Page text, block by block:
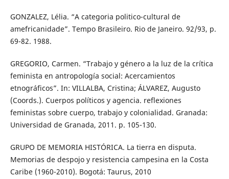
GONZALEZ, Lélia. “A categoria politico-cultural de
amefricanidade”. Tempo Brasileiro. Rio de Janeiro. 92/93, p.
69-82. 1988.
GREGORIO, Carmen. “Trabajo y género a la luz de la crítica
feminista en antropología social: Acercamientos
etnográficos”. In: VILLALBA, Cristina; ÁLVAREZ, Augusto
(Coords.). Cuerpos políticos y agencia. reflexiones
feministas sobre cuerpo, trabajo y colonialidad. Granada:
Universidad de Granada, 2011. p. 105-130.
GRUPO DE MEMORIA HISTÓRICA. La tierra en disputa.
Memorias de despojo y resistencia campesina en la Costa
Caribe (1960-2010). Bogotá: Taurus, 2010